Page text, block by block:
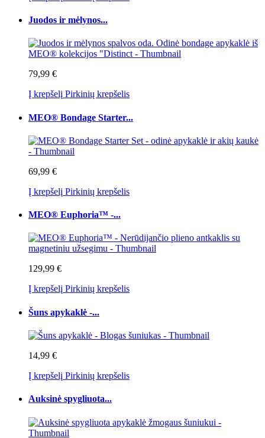
Juodos ir mėlynos...
79,99 €
Į krepšelį Pirkinių krepšelis
MEO® Bondage Starter...
69,99 €
Į krepšelį Pirkinių krepšelis
MEO® Euphoria™ -...
129,99 €
Į krepšelį Pirkinių krepšelis
Šuns apykaklė -...
14,99 €
Į krepšelį Pirkinių krepšelis
Auksinė spygliuota...